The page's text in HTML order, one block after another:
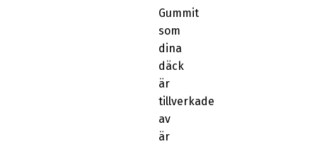
Gummit
som
dina
däck
är
tillverkade
av
är